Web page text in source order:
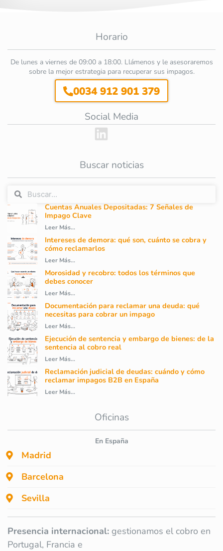
Horario
De lunes a viernes de 09:00 a 18:00. Llámenos y le asesoraremos
sobre la mejor estrategia para recuperar sus impagos.
0034 912 901 379
Social Media
Buscar noticias
Cuentas Anuales Depositadas: 7 Señales de
Impago Clave
Leer Más...
Intereses de demora: qué son, cuánto se cobra y
cómo reclamarlos
Leer Más...
Morosidad y recobro: todos los términos que
debes conocer
Leer Más...
Documentación para reclamar una deuda: qué
necesitas para cobrar un impago
Leer Más...
Ejecución de sentencia y embargo de bienes: de la
sentencia al cobro real
Leer Más...
Reclamación judicial de deudas: cuándo y cómo
reclamar impagos B2B en España
Leer Más...
Oficinas
En España
Madrid
Barcelona
Sevilla
Presencia internacional: gestionamos el cobro en
Portugal, Francia e